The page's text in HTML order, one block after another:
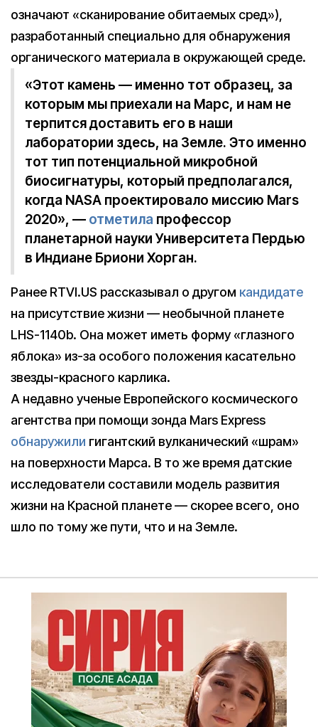
означают «сканирование обитаемых сред»),
разработанный специально для обнаружения
органического материала в окружающей среде.
«Этот камень — именно тот образец, за
которым мы приехали на Марс, и нам не
терпится доставить его в наши
лаборатории здесь, на Земле. Это именно
тот тип потенциальной микробной
биосигнатуры, который предполагался,
когда NASA проектировало миссию Mars
2020», — отметила профессор
планетарной науки Университета Пердью
в Индиане Бриони Хорган.
Ранее RTVI.US рассказывал о другом кандидате
на присутствие жизни — необычной планете
LHS-1140b. Она может иметь форму «глазного
яблока» из-за особого положения касательно
звезды-красного карлика.
А недавно ученые Европейского космического
агентства при помощи зонда Mars Express
обнаружили гигантский вулканический «шрам»
на поверхности Марса. В то же время датские
исследователи составили модель развития
жизни на Красной планете — скорее всего, оно
шло по тому же пути, что и на Земле.